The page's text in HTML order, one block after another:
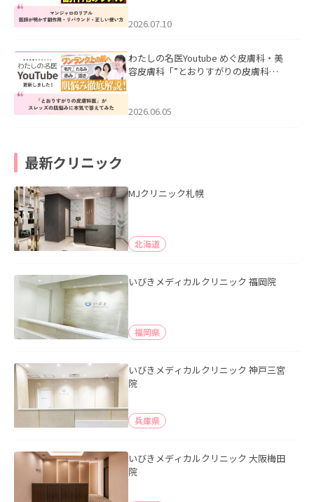
た。
2026.07.10
わたしの名医Youtube めぐ皮膚科・美
容皮膚科「”とおりすがりの皮膚科
2026.06.05
最新クリニック
MJクリニック札幌
北海道
いびきメディカルクリニック 福岡院
福岡県
いびきメディカルクリニック 神戸三宮
院
兵庫県
いびきメディカルクリニック 大阪梅田
院